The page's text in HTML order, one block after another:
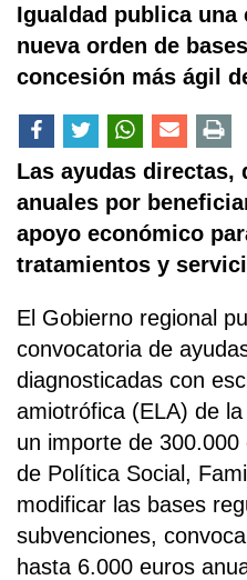
Igualdad publica
nueva orden de
concesión más ágil
Las ayudas directas,
anuales por
apoyo económico
tratamientos y
El Gobierno regional
convocatoria de
diagnosticadas con
amiotrófica (ELA) de
un importe de
de Política Social,
modificar las bases
subvenciones,
hasta 6.000 euros